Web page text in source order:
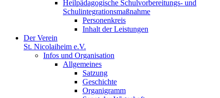
Heilpädagogische Schulvorbereitungs- und
Schulintegrationsmaßnahme
Personenkreis
Inhalt der Leistungen
Der Verein
St. Nicolaiheim e.V.
Infos und Organisation
Allgemeines
Satzung
Geschichte
Organigramm